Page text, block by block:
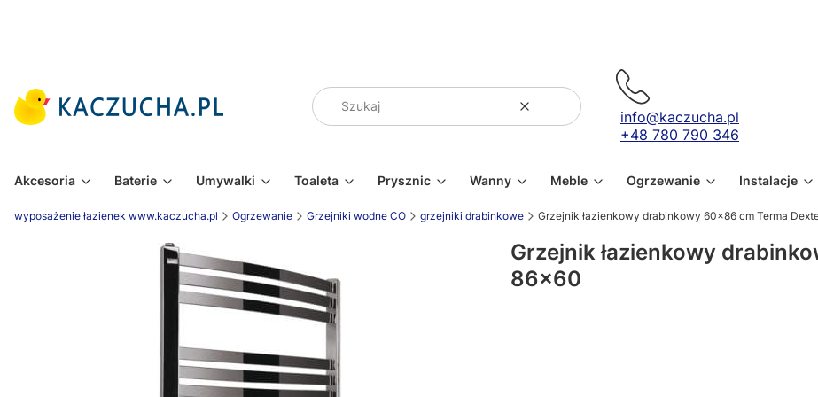
WyczyśćSzukaj
info@kaczucha.pl
+48 780 790 346
Akcesoria Baterie Umywalki Toaleta Prysznic Wanny Meble Ogrzewanie Instalacje
wyposażenie łazienek www.kaczucha.pl Ogrzewanie Grzejniki wodne CO grzejniki drabinkowe Grzejnik łazienkowy drabinkowy 60x86 cm Terma
Grzejnik łazienkowy
86x60